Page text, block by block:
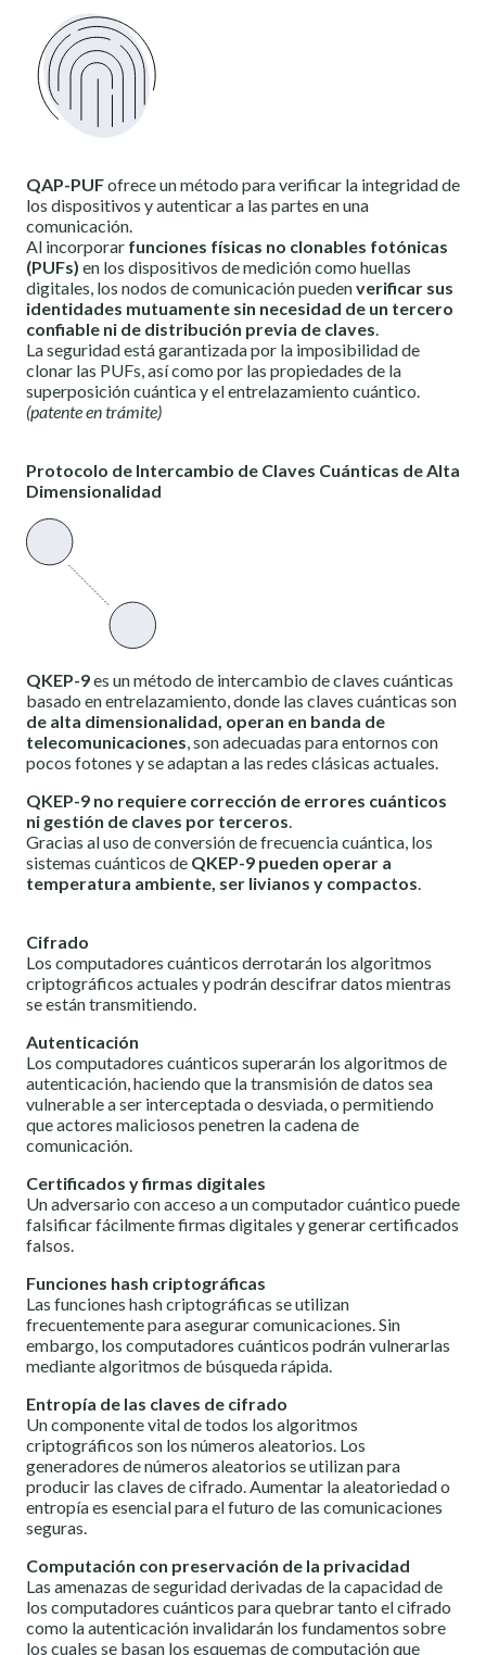
QAP-PUFofrece un método para verificar la integridad de
los dispositivos y autenticar a las partes en una
comunicación.
Al incorporar funciones físicas no clonables fotónicas
(PUFs) en los dispositivos de medición como huellas
digitales, los nodos de comunicación puedenverificar sus
identidades mutuamente sin necesidad de un tercero
confiable ni de distribución previa de claves.
La seguridad está garantizada por la imposibilidad de
clonar las PUFs, así como por las propiedades de la
superposición cuántica y el entrelazamiento cuántico.
(patente en trámite)
Protocolo de Intercambio de Claves Cuánticas de Alta
Dimensionalidad
QKEP-9es un método de intercambio de claves cuánticas
basado en entrelazamiento, donde las claves cuánticas son
de alta dimensionalidad, operan en banda de
telecomunicaciones, son adecuadas para entornos con
pocos fotones y se adaptan a las redes clásicas actuales.
QKEP-9 no requiere corrección de errores cuánticos
ni gestión de claves por terceros.
Gracias al uso de conversión de frecuencia cuántica, los
sistemas cuánticos de QKEP-9 pueden operar a
temperatura ambiente, ser livianos y compactos.
Cifrado
Los computadores cuánticos derrotarán los algoritmos
criptográficos actuales y podrán descifrar datos mientras
se están transmitiendo.
Autenticación
Los computadores cuánticos superarán los algoritmos de
autenticación, haciendo que la transmisión de datos sea
vulnerable a ser interceptada o desviada, o permitiendo
que actores maliciosos penetren la cadena de
comunicación.
Certificados y firmas digitales
Un adversario con acceso a un computador cuántico puede
falsificar fácilmente firmas digitales y generar certificados
falsos.
Funciones hash criptográficas
Las funciones hash criptográficas se utilizan
frecuentemente para asegurar comunicaciones. Sin
embargo, los computadores cuánticos podrán vulnerarlas
mediante algoritmos de búsqueda rápida.
Entropía de las claves de cifrado
Un componente vital de todos los algoritmos
criptográficos son los números aleatorios. Los
generadores de números aleatorios se utilizan para
producir las claves de cifrado. Aumentar la aleatoriedad o
entropía es esencial para el futuro de las comunicaciones
seguras.
Computación con preservación de la privacidad
Las amenazas de seguridad derivadas de la capacidad de
los computadores cuánticos para quebrar tanto el cifrado
como la autenticación invalidarán los fundamentos sobre
los cuales se basan los esquemas de computación que